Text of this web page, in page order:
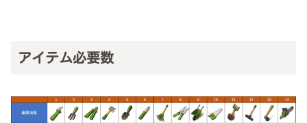
アイテム必要数